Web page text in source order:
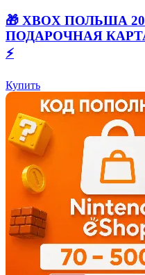
🎁 XBOX ПОЛЬША 20
ПОДАРОЧНАЯ КАРТА
⚡
Купить